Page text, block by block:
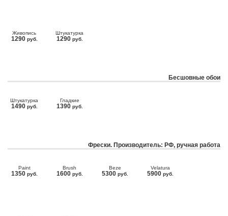
Живопись
1290 руб.
Штукатурка
1290 руб.
Бесшовные обои
Штукатурка
1490 руб.
Гладкие
1390 руб.
Фрески. Производитель: РФ, ручная работа
Paint
1350 руб.
Brush
1600 руб.
Beze
5300 руб.
Velatura
5900 руб.